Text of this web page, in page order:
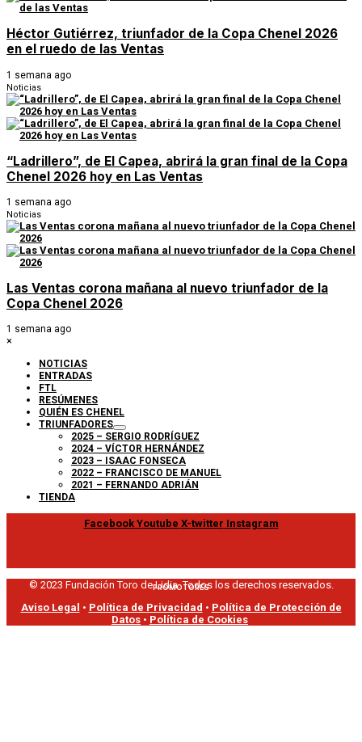
Héctor Gutiérrez, triunfador de la Copa Chenel 2026
en el ruedo de las Ventas
1 semana ago
Noticias
“Ladrillero”, de El Capea, abrirá la gran final de la Copa
Chenel 2026 hoy en Las Ventas
1 semana ago
Noticias
Las Ventas corona mañana al nuevo triunfador de la
Copa Chenel 2026
1 semana ago
×
NOTICIAS
ENTRADAS
FTL
RESÚMENES
QUIÉN ES CHENEL
TRIUNFADORES
2025 – SERGIO RODRÍGUEZ
2024 – VÍCTOR HERNÁNDEZ
2023 – ISAAC FONSECA
2022 – FRANCISCO DE MANUEL
2021 – FERNANDO ADRIÁN
TIENDA
Facebook Youtube X-twitter Instagram
PROMOTORES
© 2023 Fundación Toro de Lidia. Todos los derechos reservados.
Aviso Legal • Política de Privacidad • Política de Protección de
Datos • Política de Cookies